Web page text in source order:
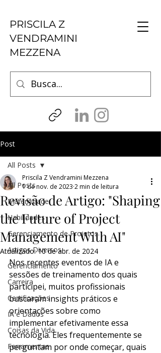
PRISCILA Z
VENDRAMINI
MEZZENA
Post
All Posts
Maternidade
Habilidades
Gerenciamento de Projetos
Artigos Diversos
Gerenciamento
Carreira
Certificações
IA e Dados
Coisas da Vida
Ferramentas
All Posts
Revisão de Artigo: "Shaping
the Future of Project
Management With AI"
Priscila Z Vendramini Mezzena
1 de nov. de 2023 2 min de leitura
Atualizado:10 de abr. de 2024
Nos recentes eventos de IA e
sessões de treinamento dos quais
participei, muitos profissionais
buscaram insights práticos e
orientações sobre como
implementar efetivamente essa
tecnologia. Eles frequentemente se
perguntam por onde começar, quais